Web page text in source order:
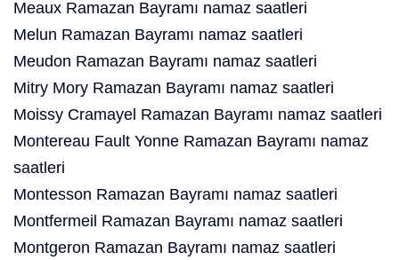
Meaux Ramazan Bayramı namaz saatleri
Melun Ramazan Bayramı namaz saatleri
Meudon Ramazan Bayramı namaz saatleri
Mitry Mory Ramazan Bayramı namaz saatleri
Moissy Cramayel Ramazan Bayramı namaz saatleri
Montereau Fault Yonne Ramazan Bayramı namaz
saatleri
Montesson Ramazan Bayramı namaz saatleri
Montfermeil Ramazan Bayramı namaz saatleri
Montgeron Ramazan Bayramı namaz saatleri